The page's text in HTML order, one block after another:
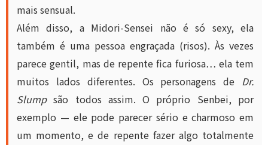
mais sensual.
Além disso, a Midori-Sensei não é só sexy, ela
também é uma pessoa engraçada (risos). Às vezes
parece gentil, mas de repente fica furiosa… ela tem
muitos lados diferentes. Os personagens de Dr.
Slumpsão todos assim. O próprio Senbei, por
exemplo — ele pode parecer sério e charmoso em
um momento, e de repente fazer algo totalmente